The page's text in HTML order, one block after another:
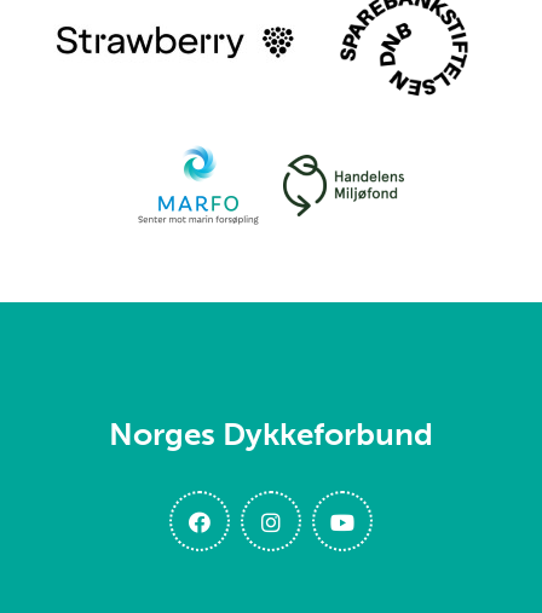
Norges Dykkeforbund